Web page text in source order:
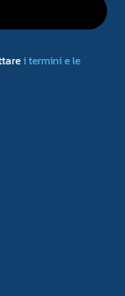
i termini e le